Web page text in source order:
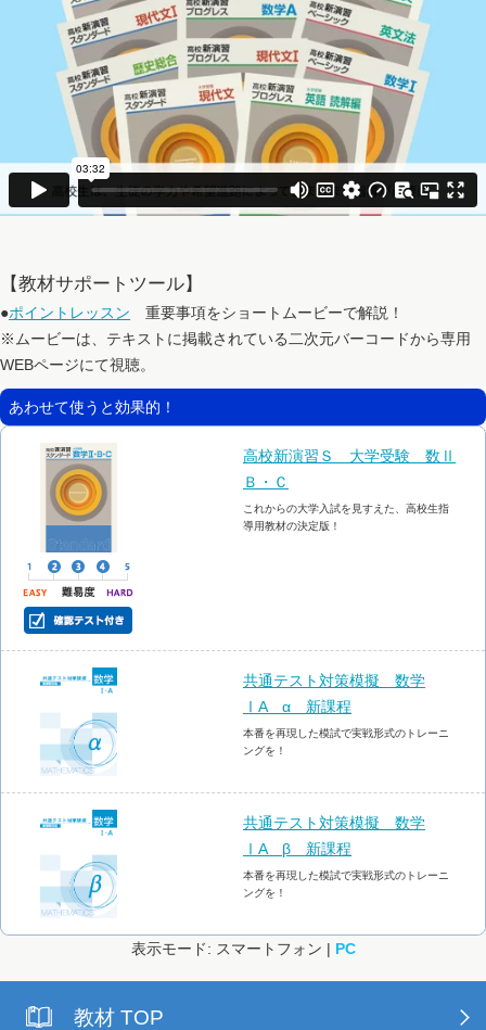
【教材サポートツール】
●ポイントレッスン 重要事項をショートムービーで解説！
※ムービーは、テキストに掲載されている二次元バーコードから専用
WEBページにて視聴。
あわせて使うと効果的！
高校新演習Ｓ 大学受験 数Ⅱ
Ｂ・Ｃ
これからの大学入試を見すえた、高校生指
導用教材の決定版！
共通テスト対策模擬 数学
ⅠA α 新課程
本番を再現した模試で実戦形式のトレーニ
ングを！
共通テスト対策模擬 数学
ⅠA β 新課程
本番を再現した模試で実戦形式のトレーニ
ングを！
表示モード: スマートフォン | PC
教材 TOP